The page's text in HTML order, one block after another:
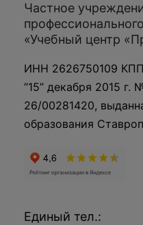
Частное
«Учебный центр
ИНН 2626750109
“15” декабря 2015 г.
26/00281420,
образования
Единый тел.: